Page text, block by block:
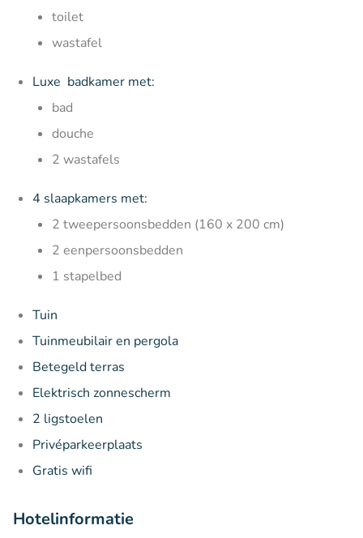
toilet
wastafel
Luxe badkamer met:
bad
douche
2 wastafels
4 slaapkamers met:
2 tweepersoonsbedden (160 x 200 cm)
2 eenpersoonsbedden
1 stapelbed
Tuin
Tuinmeubilair en pergola
Betegeld terras
Elektrisch zonnescherm
2 ligstoelen
Privéparkeerplaats
Gratis wifi
Hotelinformatie